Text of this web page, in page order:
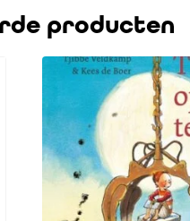
producten